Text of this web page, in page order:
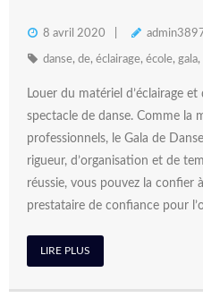
8 avril 2020
danse, de, éclairage, école, gala,
Louer du matériel d’éclairage
spectacle de danse. Comme la
professionnels, le Gala de
rigueur, d’organisation et de
réussie, vous pouvez la confier
prestataire de confiance pour
LIRE PLUS